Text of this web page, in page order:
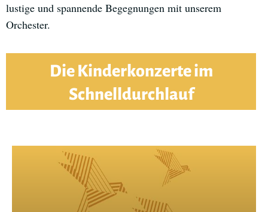
lustige und spannende Begegnungen mit unserem
Orchester.
Die Kinderkonzerte im
Schnelldurchlauf